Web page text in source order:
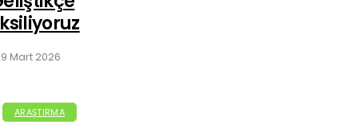
Mart 2026
ARAŞTIRMA